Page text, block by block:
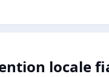
locale